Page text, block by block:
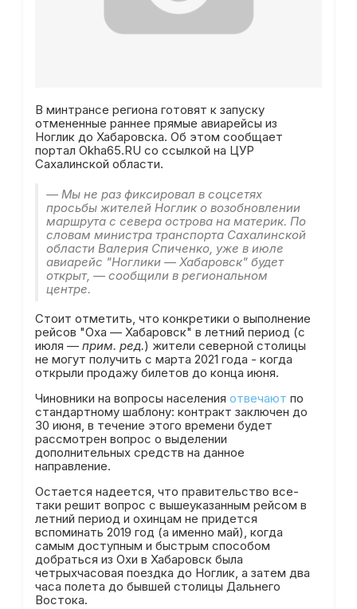
В минтрансе региона готовят к запуску
отмененные раннее прямые авиарейсы из
Ноглик до Хабаровска. Об этом сообщает
портал Okha65.RU со ссылкой на ЦУР
Сахалинской области.
— Мы не раз фиксировал в соцсетях
просьбы жителей Ноглик о возобновлении
маршрута с севера острова на материк. По
словам министра транспорта Сахалинской
области Валерия Спиченко, уже в июле
авиарейс "Ноглики — Хабаровск" будет
открыт, — сообщили в региональном
центре.
Стоит отметить, что конкретики о выполнение
рейсов "Оха — Хабаровск" в летний период (с
июля — прим. ред.) жители северной столицы
не могут получить с марта 2021 года - когда
открыли продажу билетов до конца июня.
Чиновники на вопросы населения отвечают по
стандартному шаблону: контракт заключен до
30 июня, в течение этого времени будет
рассмотрен вопрос о выделении
дополнительных средств на данное
направление.
Остается надеется, что правительство все-
таки решит вопрос с вышеуказанным рейсом в
летний период и охинцам не придется
вспоминать 2019 год (а именно май), когда
самым доступным и быстрым способом
добраться из Охи в Хабаровск была
четрыхчасовая поездка до Ноглик, а затем два
часа полета до бывшей столицы Дальнего
Востока.